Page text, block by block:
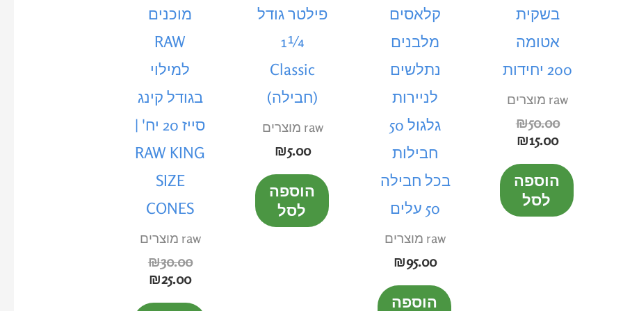
בשקית
אטומה
200 יחידות
raw מוצרים
₪50.00
₪15.00
הוספה
לסל
קלאסים
מלבנים
נתלשים
לניירות
גלגול 50
חבילות
בכל חבילה
50 עלים
raw מוצרים
₪95.00
הוספה
פילטר גודל
¼1
Classic
(חבילה)
raw מוצרים
₪5.00
הוספה
לסל
מוכנים
RAW
למילוי
בגודל קינג
סייז 20 יח' |
RAW KING
SIZE
CONES
raw מוצרים
₪30.00
₪25.00